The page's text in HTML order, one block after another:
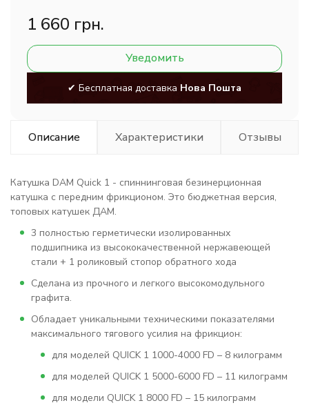
1 660 грн.
Уведомить
✔ Бесплатная доставка Нова Пошта
Описание Характеристики Отзывы
Катушка DAM Quick 1 - спиннинговая безинерционная
катушка с передним фрикционом. Это бюджетная версия,
топовых катушек ДАМ.
3 полностью герметически изолированных
подшипника из высококачественной нержавеющей
стали + 1 роликовый стопор обратного хода
Сделана из прочного и легкого высокомодульного
графита.
Обладает уникальными техническими показателями
максимального тягового усилия на фрикцион:
для моделей QUICK 1 1000-4000 FD – 8 килограмм
для моделей QUICK 1 5000-6000 FD – 11 килограмм
для модели QUICK 1 8000 FD – 15 килограмм